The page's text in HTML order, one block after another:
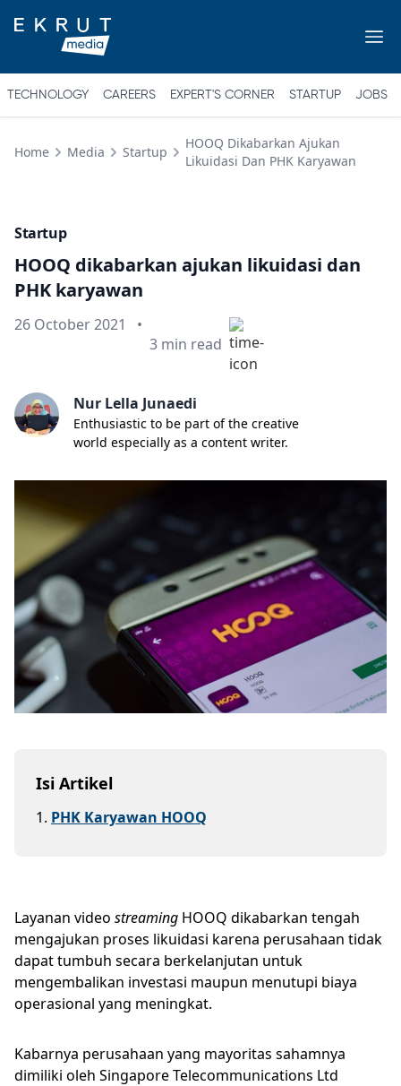
TECHNOLOGY CAREERS EXPERT'S CORNER STARTUP JOBS
Home Media Startup
HOOQ Dikabarkan Ajukan
Likuidasi Dan PHK Karyawan
Startup
HOOQ dikabarkan ajukan likuidasi dan
PHK karyawan
Published on
26 October 2021
•
Min read
3 min read
Nur Lella Junaedi
Enthusiastic to be part of the creative
world especially as a content writer.
Isi Artikel
1. PHK Karyawan HOOQ
Layanan video streaming HOOQ dikabarkan tengah
mengajukan proses likuidasi karena perusahaan tidak
dapat tumbuh secara berkelanjutan untuk
mengembalikan investasi maupun menutupi biaya
operasional yang meningkat.
Kabarnya perusahaan yang mayoritas sahamnya
dimiliki oleh Singapore Telecommunications Ltd